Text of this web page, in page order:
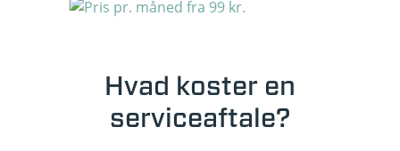
Hvad koster en
serviceaftale?